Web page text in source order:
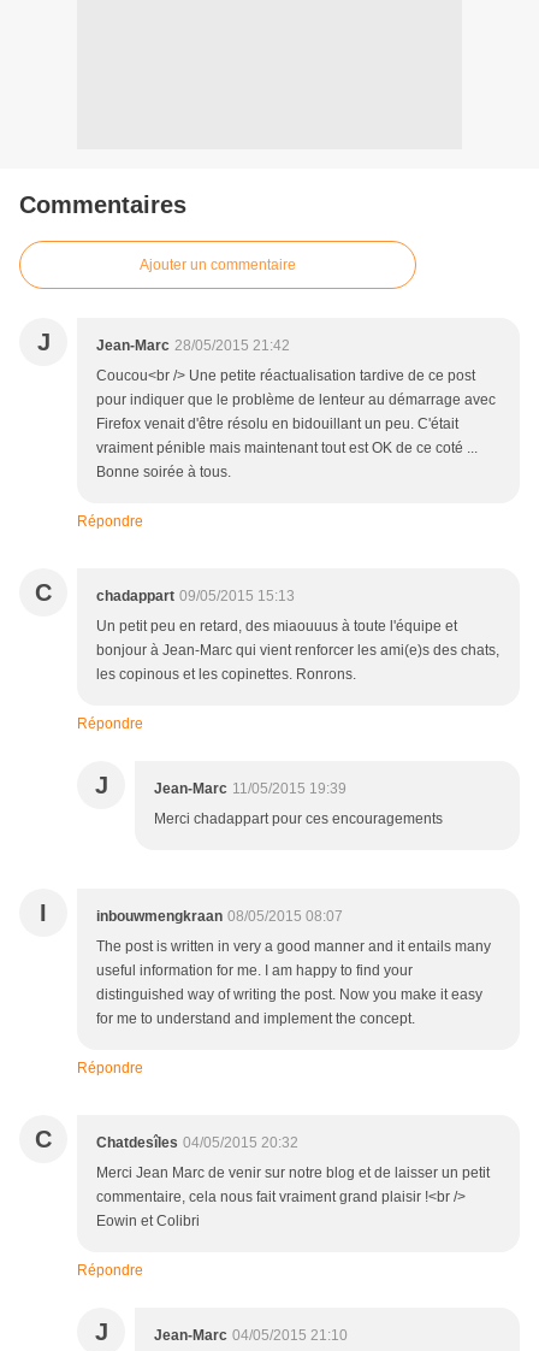
Commentaires
Ajouter un commentaire
J Jean-Marc 28/05/2015 21:42
Coucou<br /> Une petite réactualisation tardive de ce post
pour indiquer que le problème de lenteur au démarrage avec
Firefox venait d'être résolu en bidouillant un peu. C'était
vraiment pénible mais maintenant tout est OK de ce coté ...
Bonne soirée à tous.
Répondre
C chadappart 09/05/2015 15:13
Un petit peu en retard, des miaouuus à toute l'équipe et
bonjour à Jean-Marc qui vient renforcer les ami(e)s des chats,
les copinous et les copinettes. Ronrons.
Répondre
J Jean-Marc 11/05/2015 19:39
Merci chadappart pour ces encouragements
I inbouwmengkraan 08/05/2015 08:07
The post is written in very a good manner and it entails many
useful information for me. I am happy to find your
distinguished way of writing the post. Now you make it easy
for me to understand and implement the concept.
Répondre
C Chatdesîles 04/05/2015 20:32
Merci Jean Marc de venir sur notre blog et de laisser un petit
commentaire, cela nous fait vraiment grand plaisir !<br />
Eowin et Colibri
Répondre
J Jean-Marc 04/05/2015 21:10